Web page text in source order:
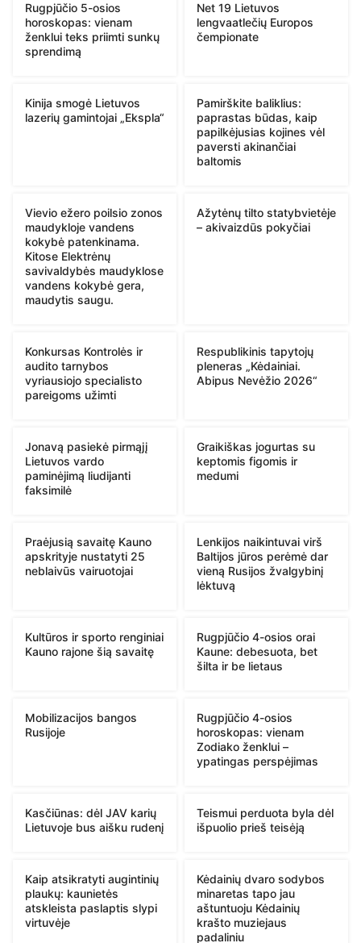
Rugpjūčio 5-osios
horoskopas: vienam
ženklui teks priimti sunkų
sprendimą
Net 19 Lietuvos
lengvaatlečių Europos
čempionate
Kinija smogė Lietuvos
lazerių gamintojai „Ekspla“
Pamirškite baliklius:
paprastas būdas, kaip
papilkėjusias kojines vėl
paversti akinančiai
baltomis
Vievio ežero poilsio zonos
maudykloje vandens
kokybė patenkinama.
Kitose Elektrėnų
savivaldybės maudyklose
vandens kokybė gera,
maudytis saugu.
Ažytėnų tilto statybvietėje
– akivaizdūs pokyčiai
Konkursas Kontrolės ir
audito tarnybos
vyriausiojo specialisto
pareigoms užimti
Respublikinis tapytojų
pleneras „Kėdainiai.
Abipus Nevėžio 2026“
Jonavą pasiekė pirmąjį
Lietuvos vardo
paminėjimą liudijanti
faksimilė
Graikiškas jogurtas su
keptomis figomis ir
medumi
Praėjusią savaitę Kauno
apskrityje nustatyti 25
neblaivūs vairuotojai
Lenkijos naikintuvai virš
Baltijos jūros perėmė dar
vieną Rusijos žvalgybinį
lėktuvą
Kultūros ir sporto renginiai
Kauno rajone šią savaitę
Rugpjūčio 4-osios orai
Kaune: debesuota, bet
šilta ir be lietaus
Mobilizacijos bangos
Rusijoje
Rugpjūčio 4-osios
horoskopas: vienam
Zodiako ženklui –
ypatingas perspėjimas
Kasčiūnas: dėl JAV karių
Lietuvoje bus aišku rudenį
Teismui perduota byla dėl
išpuolio prieš teisėją
Kaip atsikratyti augintinių
plaukų: kaunietės
atskleista paslaptis slypi
virtuvėje
Kėdainių dvaro sodybos
minaretas tapo jau
aštuntuoju Kėdainių
krašto muziejaus
padaliniu